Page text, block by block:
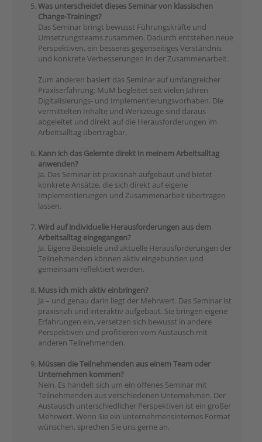
Was unterscheidet dieses Seminar von klassischen
Change-Trainings?
Das Seminar bringt bewusst Führungskräfte und
Umsetzungsteams zusammen. Dadurch entstehen neue
Perspektiven, ein besseres gegenseitiges Verständnis
und konkrete Verbesserungen in der Zusammenarbeit.
Zum anderen basiert das Seminar auf umfangreicher
Praxiserfahrung: MuM begleitet seit vielen Jahren
Digitalisierungs- und Implementierungsvorhaben. Die
vermittelten Inhalte und Werkzeuge sind daraus
abgeleitet und direkt auf die Herausforderungen im
Arbeitsalltag übertragbar.
Kann ich das Gelernte direkt in meinem Arbeitsalltag
anwenden?
Ja. Das Seminar ist praxisnah aufgebaut und bietet
konkrete Ansätze, die sich direkt auf eigene
Implementierungen und Zusammenarbeit übertragen
lassen.
Wird auf individuelle Herausforderungen aus dem
Arbeitsalltag eingegangen?
Ja. Eigene Beispiele und aktuelle Herausforderungen der
Teilnehmenden können aktiv eingebunden und
gemeinsam reflektiert werden.
Muss ich mich aktiv einbringen?
Ja – und genau darin liegt der Mehrwert. Das Seminar ist
praxisnah und interaktiv aufgebaut. Sie bringen eigene
Erfahrungen ein, versetzen sich bewusst in andere
Perspektiven und profitieren vom Austausch mit
anderen Teilnehmenden.
Müssen die Teilnehmenden aus einem Team oder
Unternehmen kommen?
Nein. Es handelt sich um ein offenes Seminar mit
Teilnehmenden aus verschiedenen Unternehmen. Der
Austausch unterschiedlicher Perspektiven ist ein großer
Mehrwert. Wenn Sie ein unternehmensinternes Format
wünschen, sprechen Sie uns gerne an.